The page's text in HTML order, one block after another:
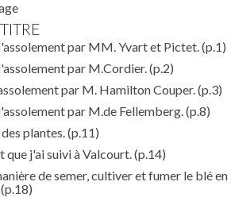
par MM. Yvart et Pictet. (p.1)
par M.Cordier. (p.2)
par M. Hamilton Couper. (p.3)
par M.de Fellemberg. (p.8)
plantes. (p.11)
que j'ai suivi à Valcourt. (p.14)
de semer, cultiver et fumer le blé en
(p.18)